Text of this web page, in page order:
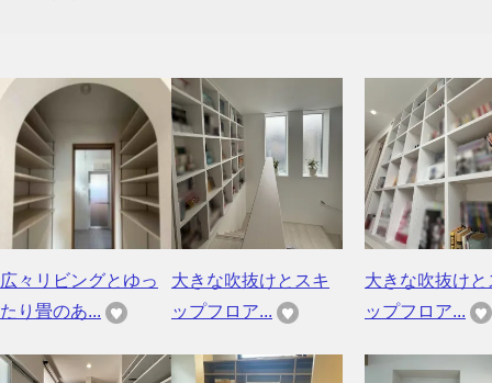
広々リビングとゆっ
たり畳のあ...
大きな吹抜けとスキ
ップフロア...
大きな吹抜けと
ップフロア...